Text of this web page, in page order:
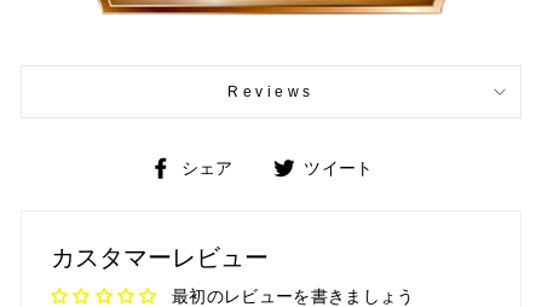
Reviews
シェア
Facebookツイート
ト
カスタマーレビュー
最初のレビューを書きましょう